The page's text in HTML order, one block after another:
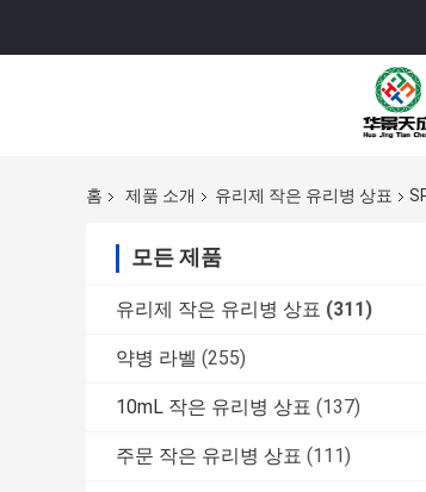
홈 제품 소개 유리제 작은 유리병 상표
모든 제품
유리제 작은 유리병 상표 (311)
약병 라벨 (255)
10mL 작은 유리병 상표 (137)
주문 작은 유리병 상표 (111)